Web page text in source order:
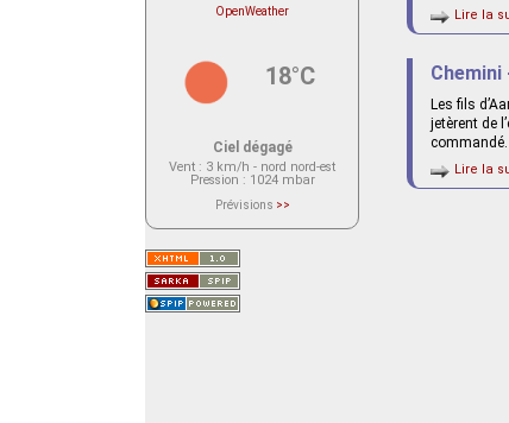
Lire la
Chemini
Les fils
jetèrent de
commandé.
Lire la
OpenWeather
18°C
Ciel dégagé
Vent : 3 km/h - nord nord-est
Pression : 1024 mbar
Prévisions >>
actuellement aucune prévision
Saint-Nom.
Veuillez consulter le message du
service ci-dessous.
(401 - Invalid API key. Please see
https://openweathermap.org/faq#error401